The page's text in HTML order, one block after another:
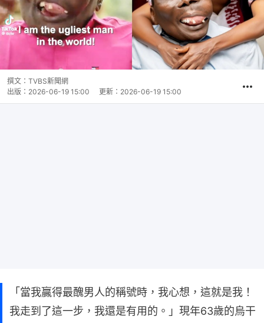
撰文： TVBS新聞網
出版： 2026-06-19 15:00 更新： 2026-06-19 15:00
「當我贏得最醜男人的稱號時，我心想，這就是我！
我走到了這一步，我還是有用的。」現年63歲的烏干